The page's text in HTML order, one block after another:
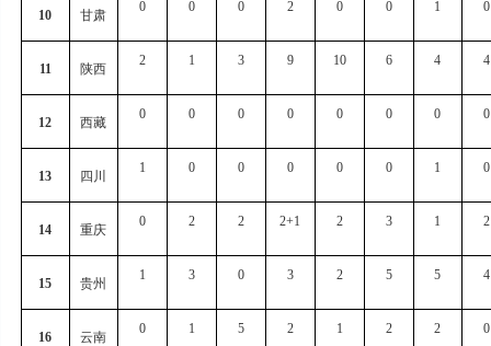
10 甘肃
0 0 0 2 0 0 1 0
11 陕西
2 1 3 9 10 6 4 4
12 西藏
0 0 0 0 0 0 0 0
13 四川
1 0 0 0 0 0 1 0
14 重庆
0 2 2 2+1 2 3 1 2
15 贵州
1 3 0 3 2 5 5 4
16 云南
0 1 5 2 1 2 2 0